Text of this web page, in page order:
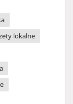
lokalne